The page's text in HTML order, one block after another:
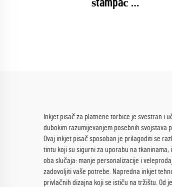
štampač
Inkjet pisač za platnene torbice je svestran i
dubokim razumijevanjem posebnih svojstava
Ovaj inkjet pisač sposoban je prilagoditi se
tintu koji su sigurni za uporabu na
oba slučaja: manje personalizacije i
zadovoljiti vaše potrebe. Napredna inkjet
privlačnih dizajna koji se ističu na tržištu. Od